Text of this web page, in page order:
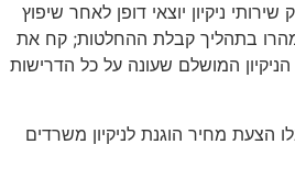
ניקיון יוצאי דופן לאחר שיפוץ
בתהליך קבלת ההחלטות; קח את
המושלם שעונה על כל הדרישות
הצעת מחיר הוגנת לניקיון משרדים